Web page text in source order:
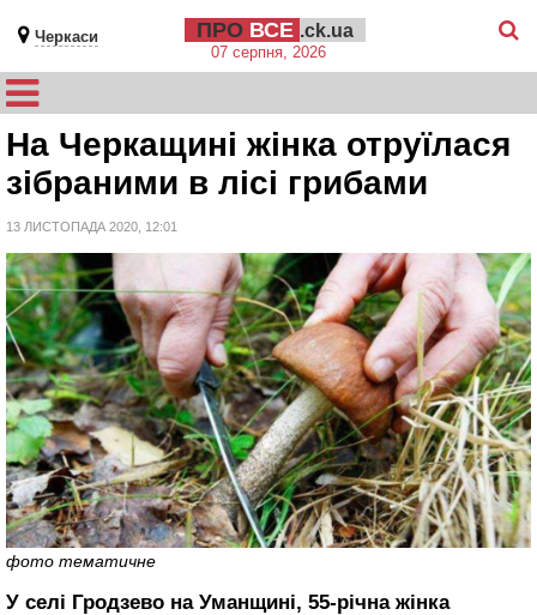
Черкаси ПРО ВСЕ .ck.ua
07 серпня, 2026
На Черкащині жінка отруїлася
зібраними в лісі грибами
13 ЛИСТОПАДА 2020, 12:01
фото тематичне
У селі Гродзево на Уманщині, 55-річна жінка